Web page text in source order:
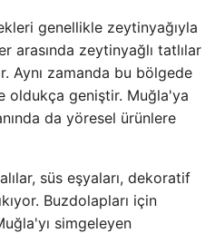
genellikle zeytinyağıyla
arasında zeytinyağlı tatlılar
Aynı zamanda bu bölgede
oldukça geniştir. Muğla'ya
da yöresel ürünlere
süs eşyaları, dekoratif
Buzdolapları için
simgeleyen